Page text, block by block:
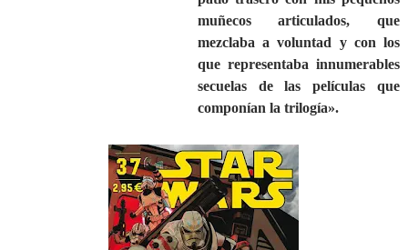
muñecos articulados, que
mezclaba a voluntad y con los
que representaba innumerables
secuelas de las películas que
componían la trilogía».